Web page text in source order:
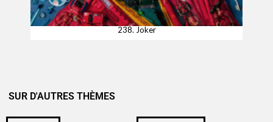
238. Joker
SUR D'AUTRES THÈMES